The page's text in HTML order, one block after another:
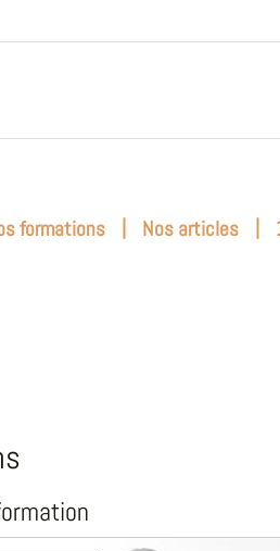
formations | Nos articles |